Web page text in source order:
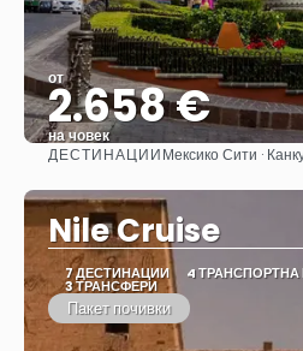
от
2.658 €
на човек
Вижте
ДЕСТИНАЦИИМексико Сити ·
Nile Cruise
7 ДЕСТИНАЦИИ 4
3 ТРАНСФЕРИ
Пакет почивки